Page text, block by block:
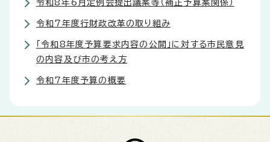
令和8年6月定例会提出議案等（補正予算案関係）
令和7年度行財政改革の取り組み
「令和8年度予算要求内容の公開」に対する市民意見
の内容及び市の考え方
令和7年度予算の概要